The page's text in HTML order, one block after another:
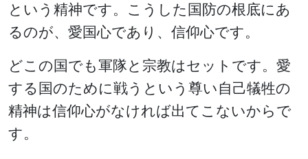
という精神です。こうした国防の根底にあ
るのが、愛国心であり、信仰心です。
どこの国でも軍隊と宗教はセットです。愛
する国のために戦うという尊い自己犠牲の
精神は信仰心がなければ出てこないからで
す。